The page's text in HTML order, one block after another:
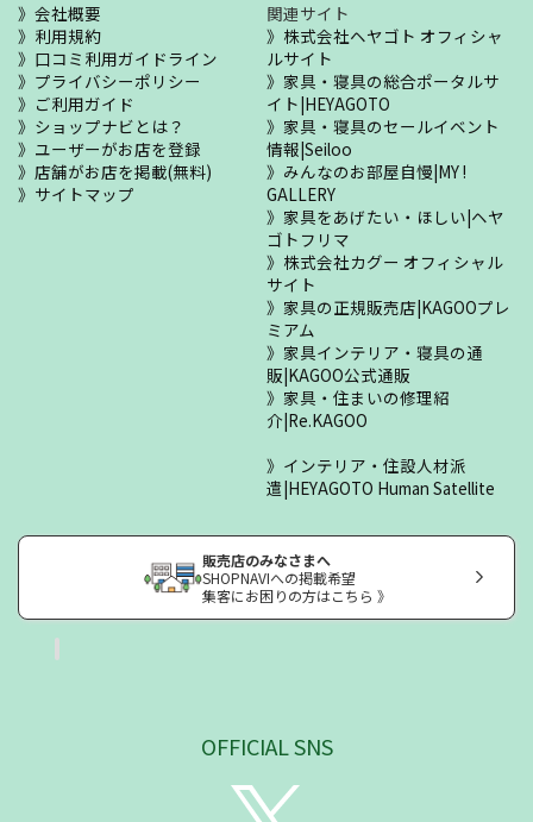
会社概要
利用規約
口コミ利用ガイドライン
プライバシーポリシー
ご利用ガイド
ショップナビとは？
ユーザーがお店を登録
店舗がお店を掲載(無料)
サイトマップ
関連サイト
株式会社ヘヤゴト オフィシャ
ルサイト
家具・寝具の総合ポータルサ
イト|HEYAGOTO
家具・寝具のセールイベント
情報|Seiloo
みんなのお部屋自慢|MY !
GALLERY
家具をあげたい・ほしい|ヘヤ
ゴトフリマ
株式会社カグー オフィシャル
サイト
家具の正規販売店|KAGOOプレ
ミアム
家具インテリア・寝具の通
販|KAGOO公式通販
家具・住まいの修理紹
介|Re.KAGOO
インテリア・住設人材派
遣|HEYAGOTO Human Satellite
販売店のみなさまへ
SHOPNAVIへの掲載希望
集客にお困りの方はこちら 》
OFFICIAL SNS